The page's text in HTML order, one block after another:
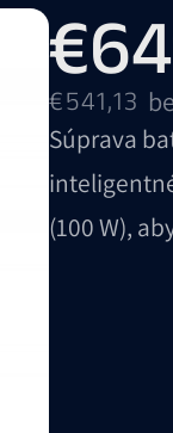
€541,13
Súprava
(100 W),